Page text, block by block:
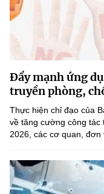
Đẩy mạnh ứng
truyền phòng,
Thực hiện chỉ đạo của
về tăng cường công tác
2026, các cơ quan, đơn